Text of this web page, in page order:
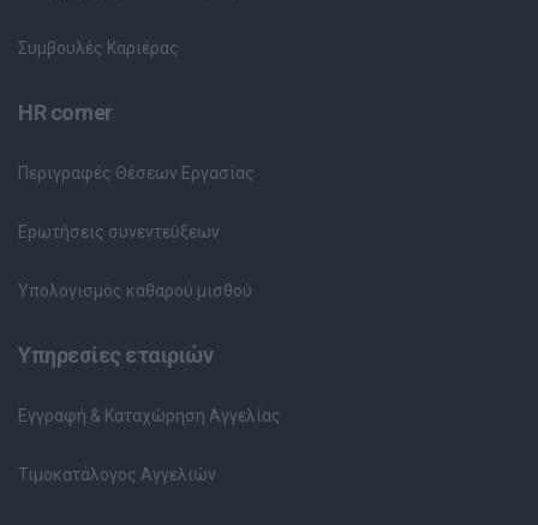
Συμβουλές Καριέρας
HR corner
Περιγραφές Θέσεων Εργασίας
Ερωτήσεις συνεντεύξεων
Υπολογισμός καθαρού μισθού
Υπηρεσίες εταιριών
Εγγραφή & Καταχώρηση Αγγελίας
Τιμοκατάλογος Αγγελιών